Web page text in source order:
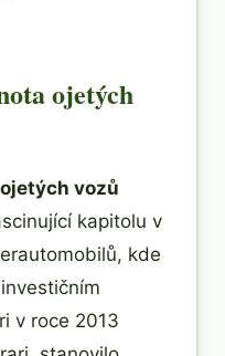
ojetých
vozů
kapitolu v
kde
v roce 2013